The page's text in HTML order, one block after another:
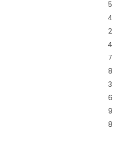
5
4
2
4
7
8
3
6
9
8